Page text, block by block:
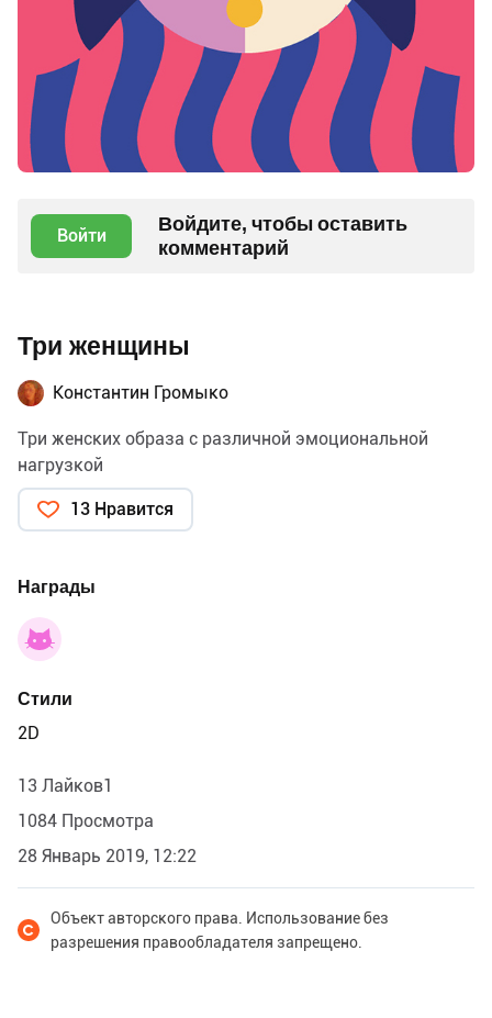
Войти
Войдите, чтобы оставить
комментарий
Три женщины
Константин Громыко
Три женских образа с различной эмоциональной
нагрузкой
13 Нравится
Награды
Стили
2D
13 Лайков1
1084 Просмотра
28 Январь 2019, 12:22
Объект авторского права. Использование без
разрешения правообладателя запрещено.